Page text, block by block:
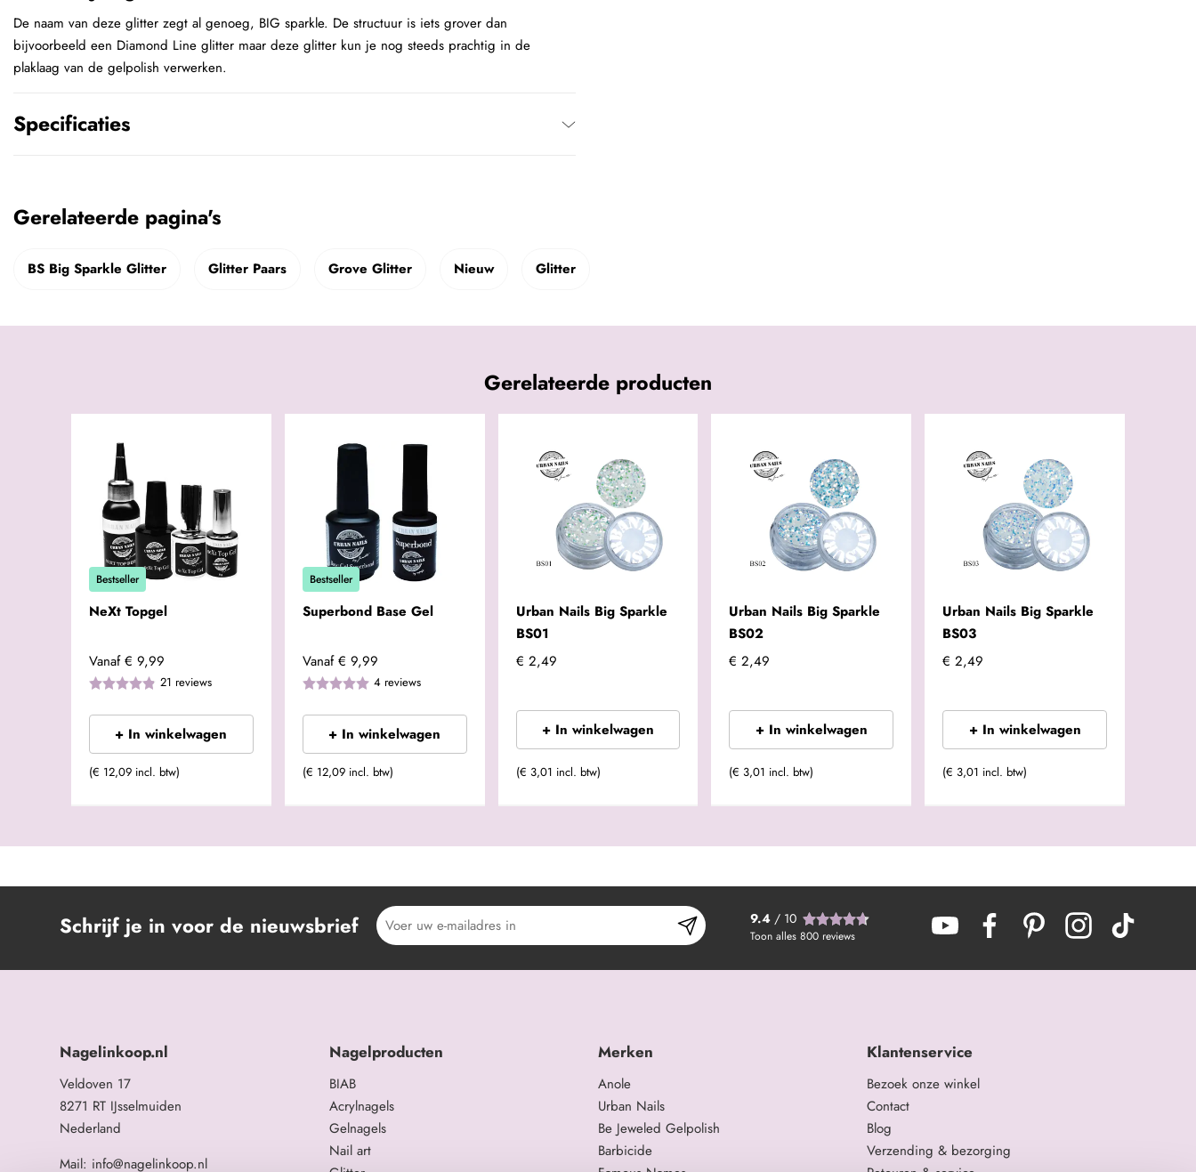
De naam van deze glitter zegt al genoeg, BIG sparkle. De structuur is iets grover dan
bijvoorbeeld een Diamond Line glitter maar deze glitter kun je nog steeds prachtig in de
plaklaag van de gelpolish verwerken.
Specificaties
Gerelateerde pagina's
BS Big Sparkle Glitter Glitter Paars Grove Glitter Nieuw Glitter
Gerelateerde producten
Bestseller
NeXt Topgel
Vanaf € 9,99
21 reviews
+ In winkelwagen
(€ 12,09 incl. btw)
Bestseller
Superbond Base Gel
Vanaf € 9,99
4 reviews
+ In winkelwagen
(€ 12,09 incl. btw)
Urban Nails Big Sparkle
BS01
€ 2,49
+ In winkelwagen
(€ 3,01 incl. btw)
Urban Nails Big Sparkle
BS02
€ 2,49
+ In winkelwagen
(€ 3,01 incl. btw)
Urban Nails Big Sparkle
BS03
€ 2,49
+ In winkelwagen
(€ 3,01 incl. btw)
Schrijf je in voor de nieuwsbrief 9.4/ 10
Toon alles 800 reviews
Nagelinkoop.nl
Veldoven 17
8271 RT IJsselmuiden
Nederland
Mail: info@nagelinkoop.nl
Nagelproducten
BIAB
Acrylnagels
Gelnagels
Nail art
Merken
Anole
Urban Nails
Be Jeweled Gelpolish
Barbicide
Klantenservice
Bezoek onze winkel
Contact
Blog
Verzending & bezorging